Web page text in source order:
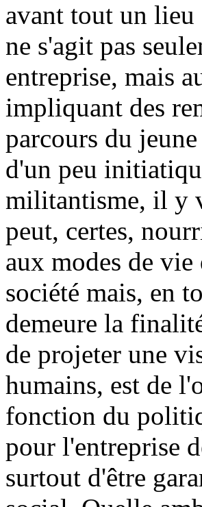
avant tout un
ne s'agit pas
entreprise, mais
impliquant des
parcours du
d'un peu
militantisme, il y
peut, certes,
aux modes de vie
société mais, en
demeure la
de projeter une
humains, est de
fonction du
pour l'entreprise
surtout d'être